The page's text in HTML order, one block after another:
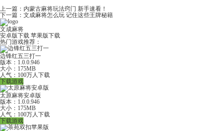
上一篇： 内蒙古麻将玩法窍门 新手速看！
下一篇： 文成麻将怎么玩 记住这些王牌秘籍
文成麻将
安卓版下载 苹果版下载
热门游戏推荐：
边锋红五三打一
版本：1.0.0.946
大小：175MB
人气：100万人下载
下载游戏
太原麻将安卓版
版本：1.0.0.946
大小：175MB
人气：100万人下载
下载游戏